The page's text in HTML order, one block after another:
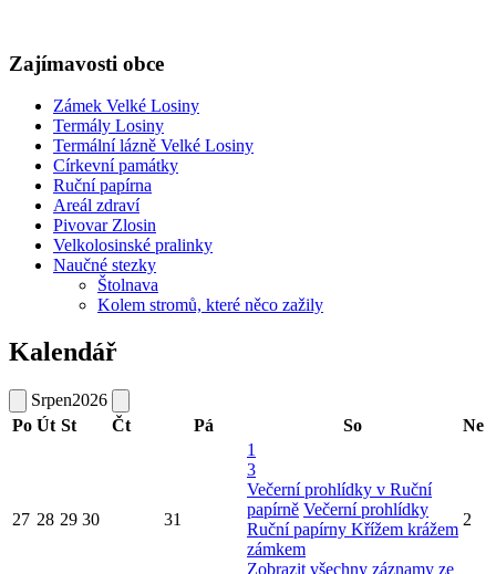
Zajímavosti obce
Zámek Velké Losiny
Termály Losiny
Termální lázně Velké Losiny
Církevní památky
Ruční papírna
Areál zdraví
Pivovar Zlosin
Velkolosinské pralinky
Naučné stezky
Štolnava
Kolem stromů, které něco zažily
Kalendář
Srpen2026
Po Út St Čt Pá So Ne
27 28 29 30 31
1
3
Večerní prohlídky v Ruční
papírně Večerní prohlídky
Ruční papírny Křížem krážem
zámkem
Zobrazit všechny záznamy ze
2